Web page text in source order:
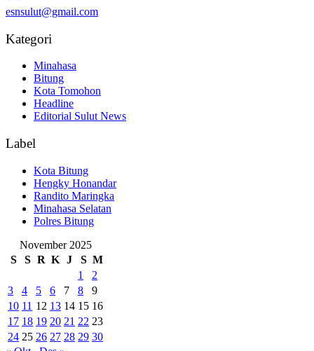
esnsulut@gmail.com
Kategori
Minahasa
Bitung
Kota Tomohon
Headline
Editorial Sulut News
Label
Kota Bitung
Hengky Honandar
Randito Maringka
Minahasa Selatan
Polres Bitung
November 2025
S
S R K J S M
1
2
3
4 5 6 7 8
9
10 11 12 13 14 15 16
17 18 19 20 21 22 23
24 25 26 27 28 29 30